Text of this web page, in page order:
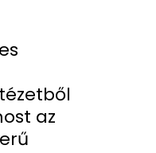
az